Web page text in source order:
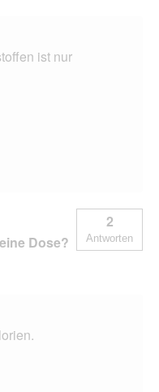
ist nur
Dose?
2
Antworten